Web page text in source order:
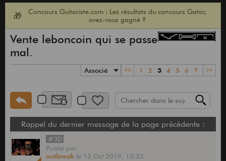
🎁
Concours Guitariste.com : Les résultats du concours Gator,
avez-vous gagné ?
Vente leboncoin qui se passe
mal.
Associé << 1 2 3 4 5 6 7 >>
Rappel du dernier message de la page précédente :
#30
Publié par
outbreak le 13 Oct 2019, 10:32